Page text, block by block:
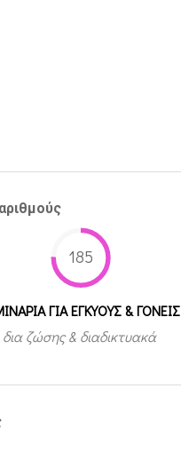
185
ΓΙΑ ΕΓΚΥΟΥΣ & ΓΟΝΕΙΣ
δια ζώσης & διαδικτυακά